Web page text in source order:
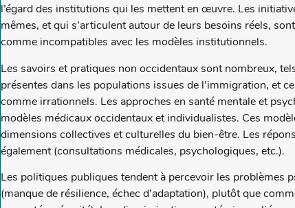
l’égard des institutions qui les mettent en œuvre. Les
mêmes, et qui s’articulent autour de leurs besoins réels,
comme incompatibles avec les modèles institutionnels.
Les savoirs et pratiques non occidentaux sont nombreux,
présentes dans les populations issues de l’immigration, et
comme irrationnels. Les approches en santé mentale et
modèles médicaux occidentaux et individualistes. Ces
dimensions collectives et culturelles du bien-être. Les
également (consultations médicales, psychologiques, etc.).
Les politiques publiques tendent à percevoir les problèmes
(manque de résilience, échec d’adaptation), plutôt que